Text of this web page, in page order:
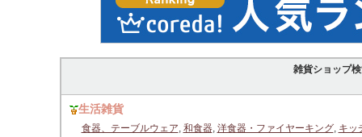
雑貨ショップ
生活雑貨
食器、テーブルウェア, 和食器, 洋食器・ファイヤーキング, キッ